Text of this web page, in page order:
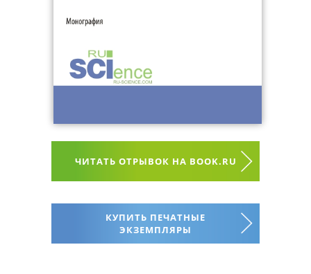
ЧИТАТЬ ОТРЫВОК НА BOOK.RU
КУПИТЬ ПЕЧАТНЫЕ
ЭКЗЕМПЛЯРЫ